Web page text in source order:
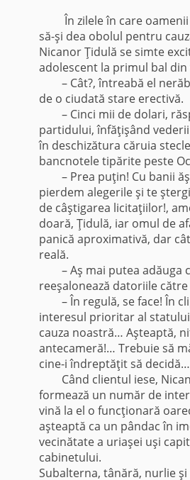
În zilele în care oamenii
să-şi dea obolul pentru
Nicanor Ţidulă se simte
adolescent la primul bal din
– Cât?, întreabă el
de o ciudată stare erectivă.
– Cinci mii de dolari,
partidului, înfăţişând
în deschizătura căruia
bancnotele tipărite peste
– Prea puţin! Cu banii
pierdem alegerile şi te
de câştigarea licitaţiilor!,
doară, Ţidulă, iar omul de
panică aproximativă, dar
reală.
– Aş mai putea adăuga
reeşalonează datoriile
– În regulă, se face! În
interesul prioritar al
cauza noastră… Aşteaptă,
antecameră!… Trebuie să
cine-i îndreptăţit să decidă…
Când clientul iese,
formează un număr de
vină la el o funcţionară
aşteaptă ca un pândac în
vecinătate a uriaşei uşi
cabinetului.
Subalterna, tânără, nurlie